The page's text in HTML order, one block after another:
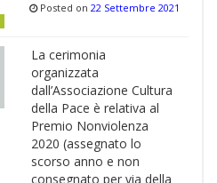
Posted on 22 Settembre 2021
La cerimonia
organizzata
dall’Associazione Cultura
della Pace è relativa al
Premio Nonviolenza
2020 (assegnato lo
scorso anno e non
consegnato per via della